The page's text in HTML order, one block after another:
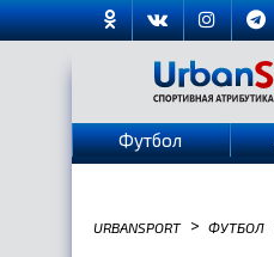
Футбол
URBANSPORT > ФУТБОЛ